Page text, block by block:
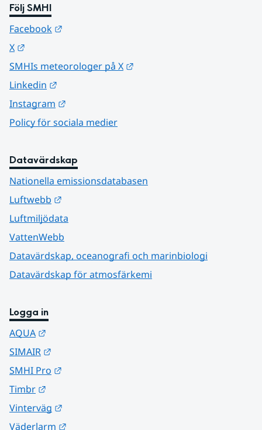
Följ SMHI
Facebook
X
SMHIs meteorologer på X
Linkedin
Instagram
Policy för sociala medier
Datavärdskap
Nationella emissionsdatabasen
Luftwebb
Luftmiljödata
VattenWebb
Datavärdskap, oceanografi och marinbiologi
Datavärdskap för atmosfärkemi
Logga in
AQUA
SIMAIR
SMHI Pro
Timbr
Vinterväg
Väderlarm